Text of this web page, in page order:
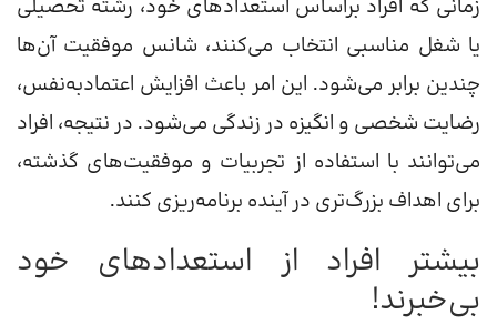
زمانی که افراد براساس استعدادهای خود، رشته تحصیلی
یا شغل مناسبی انتخاب می‌کنند، شانس موفقیت آن‌ها
چندین برابر می‌شود. این امر باعث افزایش اعتمادبه‌نفس،
رضایت شخصی و انگیزه در زندگی می‌شود. در نتیجه، افراد
می‌توانند با استفاده از تجربیات و موفقیت‌های گذشته،
برای اهداف بزرگ‌تری در آینده برنامه‌ریزی کنند.
بیشتر افراد از استعدادهای خود
بی‌خبرند!